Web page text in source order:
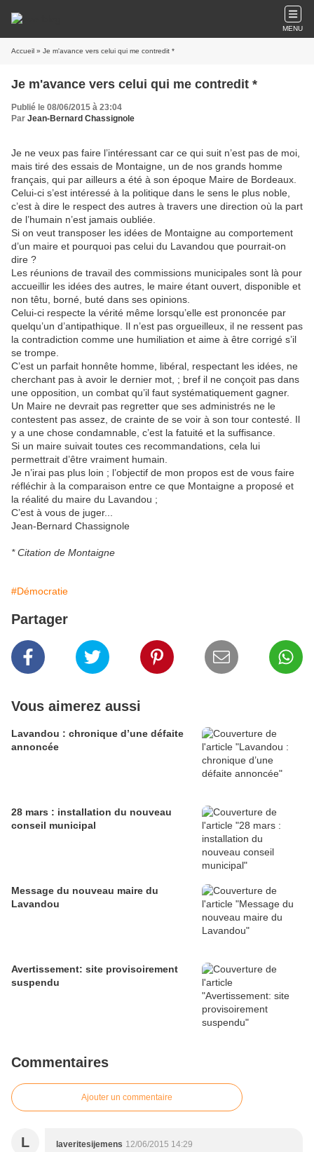
MENU
Accueil » Je m'avance vers celui qui me contredit *
Je m'avance vers celui qui me contredit *
Publié le 08/06/2015 à 23:04
Par Jean-Bernard Chassignole
Je ne veux pas faire l’intéressant car ce qui suit n’est pas de moi,
mais tiré des essais de Montaigne, un de nos grands homme
français, qui par ailleurs a été à son époque Maire de Bordeaux.
Celui-ci s’est intéressé à la politique dans le sens le plus noble,
c’est à dire le respect des autres à travers une direction où la part
de l’humain n’est jamais oubliée.
Si on veut transposer les idées de Montaigne au comportement
d’un maire et pourquoi pas celui du Lavandou que pourrait-on
dire ?
Les réunions de travail des commissions municipales sont là pour
accueillir les idées des autres, le maire étant ouvert, disponible et
non têtu, borné, buté dans ses opinions.
Celui-ci respecte la vérité même lorsqu’elle est prononcée par
quelqu’un d’antipathique. Il n’est pas orgueilleux, il ne ressent pas
la contradiction comme une humiliation et aime à être corrigé s’il
se trompe.
C’est un parfait honnête homme, libéral, respectant les idées, ne
cherchant pas à avoir le dernier mot, ; bref il ne conçoit pas dans
une opposition, un combat qu’il faut systématiquement gagner.
Un Maire ne devrait pas regretter que ses administrés ne le
contestent pas assez, de crainte de se voir à son tour contesté. Il
y a une chose condamnable, c’est la fatuité et la suffisance.
Si un maire suivait toutes ces recommandations, cela lui
permettrait d’être vraiment humain.
Je n’irai pas plus loin ; l’objectif de mon propos est de vous faire
réfléchir à la comparaison entre ce que Montaigne a proposé et
la réalité du maire du Lavandou ;
C’est à vous de juger...
Jean-Bernard Chassignole
* Citation de Montaigne
#Démocratie
Partager
Vous aimerez aussi
Lavandou : chronique d’une défaite
annoncée
28 mars : installation du nouveau
conseil municipal
Message du nouveau maire du
Lavandou
Avertissement: site provisoirement
suspendu
Commentaires
Ajouter un commentaire
L laveritesijemens 12/06/2015 14:29